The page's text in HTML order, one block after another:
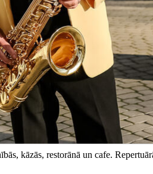
kāzās, restorānā un cafe.